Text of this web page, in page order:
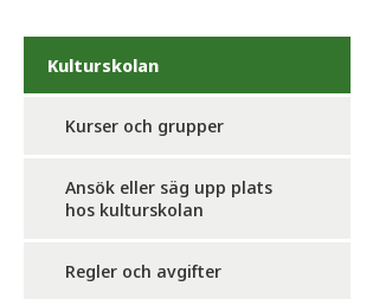
Kulturskolan
Kurser och grupper
Ansök eller säg upp plats
hos kulturskolan
Regler och avgifter